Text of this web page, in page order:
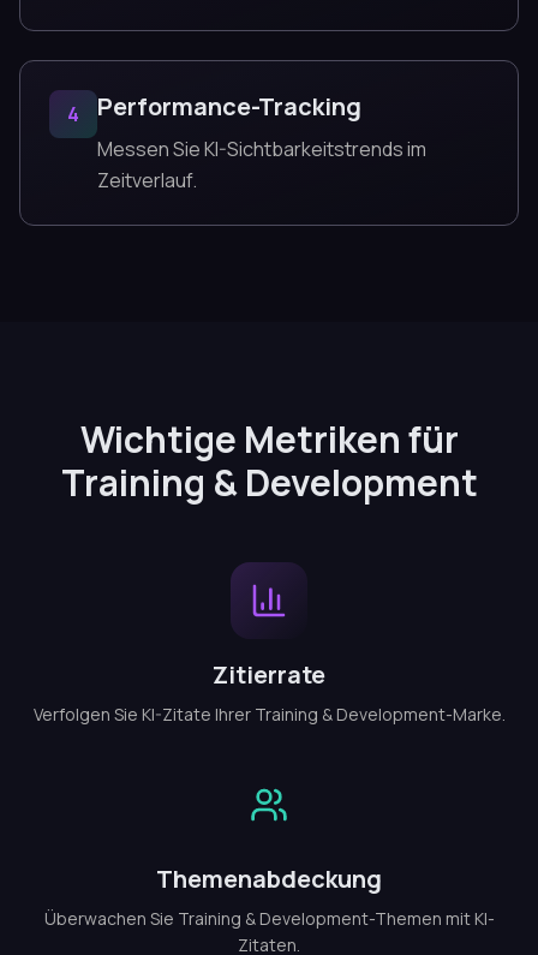
4 Performance-Tracking
Messen Sie KI-Sichtbarkeitstrends im
Zeitverlauf.
Wichtige Metriken für
Training & Development
Zitierrate
Verfolgen Sie KI-Zitate Ihrer Training & Development-Marke.
Themenabdeckung
Überwachen Sie Training & Development-Themen mit KI-
Zitaten.